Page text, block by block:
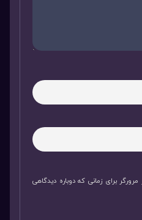
برای زمانی که دوباره دیدگاهی